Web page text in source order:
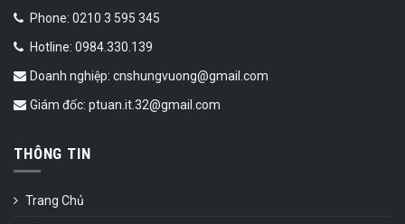
Phone: 0210 3 595 345
Hotline: 0984.330.139
Doanh nghiệp: cnshungvuong@gmail.com
Giám đốc: ptuan.it.32@gmail.com
THÔNG TIN
Trang Chủ